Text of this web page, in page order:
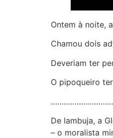
Ontem à noite,
Chamou dois
Deveriam ter
O pipoqueiro
De lambuja, a
– o moralista